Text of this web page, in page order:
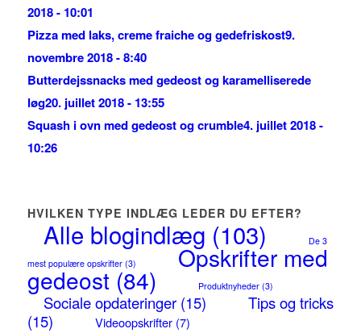
2018 - 10:01
Pizza med laks, creme fraiche og gedefriskost9.
novembre 2018 - 8:40
Butterdejssnacks med gedeost og karamelliserede
løg20. juillet 2018 - 13:55
Squash i ovn med gedeost og crumble4. juillet 2018 -
10:26
HVILKEN TYPE INDLÆG LEDER DU EFTER?
Alle blogindlæg (103)
De 3
mest populære opskrifter(3) Opskrifter med
gedeost(84) Produktnyheder(3)
Sociale opdateringer(15)
Tips og tricks
(15)
Videoopskrifter(7)